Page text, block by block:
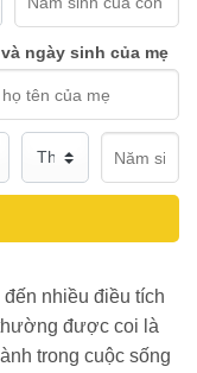
ngày sinh của mẹ
nhiều điều tích
được coi là
trong cuộc sống